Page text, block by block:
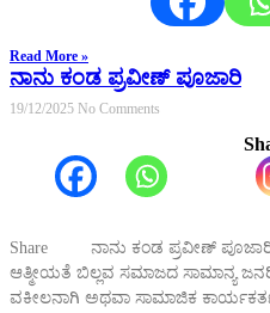
Read More »
ನಾನು ಕಂಡ ಪ್ರವೀಣ್ ಪೂಜಾರಿ
19/12/2025 No Comments
Share ನಾನು ಕಂಡ ಪ್ರವೀಣ್
ಆತ್ಮೀಯತೆ ಬಿಲ್ಲವ ಸಮಾಜದ ಸಾಮಾನ್ಯ
ವಕೀಲನಾಗಿ ಅಥವಾ ಸಾಮಾಜಿಕ